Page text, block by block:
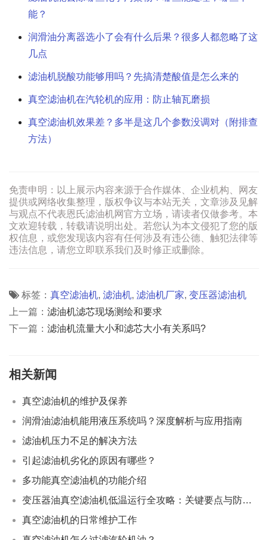
能？
润滑油分离器选小了会有什么后果？很多人都忽略了这
几点
滤油机脱酸功能够用吗？先搞清楚酸值是怎么来的
真空滤油机在汽轮机的应用：防止轴瓦磨损
真空滤油机效果差？多半是这几个参数没调对（附排查
方法）
免责申明：以上展示内容来源于合作媒体、企业机构、网友
提供或网络收集整理，版权争议与本站无关，文章涉及见解
与观点不代表恩氏滤油机网官方立场，请读者仅做参考。本
文欢迎转载，转载请说明出处。若您认为本文侵犯了您的版
权信息，或您发现该内容有任何涉及有违公德、触犯法律等
违法信息，请您立即联系我们及时修正或删除。
标签： 真空滤油机, 滤油机, 滤油机厂家, 变压器滤油机
上一篇： 滤油机滤芯现场测绘和要求
下一篇： 滤油机流量大小和滤芯大小有关系吗?
相关新闻
真空滤油机的维护及保养
润滑油滤油机能用液压系统吗？深度解析与应用指南
滤油机压力不足的解决方法
引起滤油机劣化的原因有哪些？
多功能真空滤油机的功能介绍
变压器油真空滤油机低温运行全攻略：关键要点与防冻策略
真空滤油机的日常维护工作